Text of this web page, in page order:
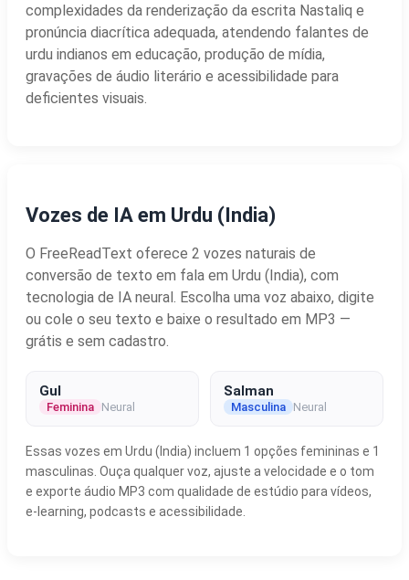
complexidades da renderização da escrita Nastaliq e
pronúncia diacrítica adequada, atendendo falantes de
urdu indianos em educação, produção de mídia,
gravações de áudio literário e acessibilidade para
deficientes visuais.
Vozes de IA em Urdu (India)
O FreeReadText oferece 2 vozes naturais de
conversão de texto em fala em Urdu (India), com
tecnologia de IA neural. Escolha uma voz abaixo, digite
ou cole o seu texto e baixe o resultado em MP3 —
grátis e sem cadastro.
Gul
Feminina Neural
Salman
Masculina Neural
Essas vozes em Urdu (India) incluem 1 opções femininas e 1
masculinas. Ouça qualquer voz, ajuste a velocidade e o tom
e exporte áudio MP3 com qualidade de estúdio para vídeos,
e-learning, podcasts e acessibilidade.